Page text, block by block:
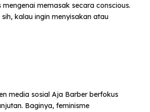
memasak secara conscious.
kalau ingin menyisakan atau
media sosial Aja Barber berfokus
Baginya, feminisme